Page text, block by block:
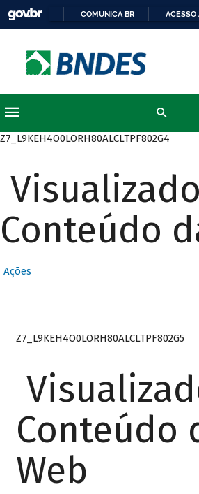
COMUNICA BR ACESSO
Z7_L9KEH4O0LORH80ALCLTPF802G4
Conteúdo
Ações
Z7_L9KEH4O0LORH80ALCLTPF802G5
Conteúdo
Web